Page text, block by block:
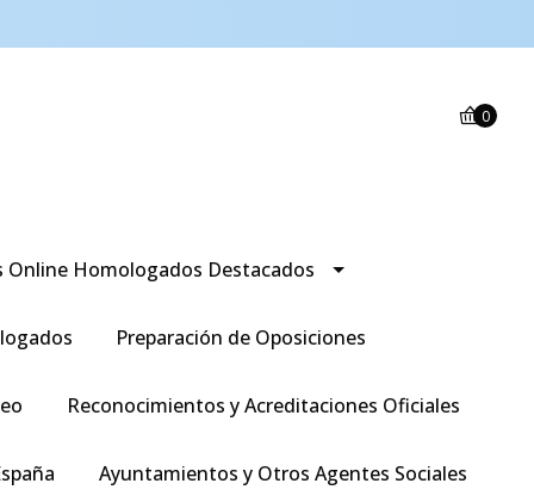
0
Online Homologados Destacados
Preparación de Oposiciones
Reconocimientos y Acreditaciones Oficiales
Ayuntamientos y Otros Agentes Sociales